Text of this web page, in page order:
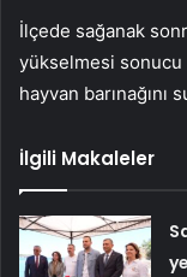
İlçede sağanak
yükselmesi sonucu
hayvan barınağını
İlgili Makaleler